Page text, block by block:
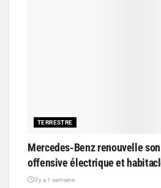
TERRESTRE
Mercedes-Benz renouvelle
offensive électrique et
il y a 1 semaine